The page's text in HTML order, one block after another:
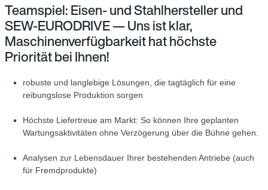
Teamspiel: Eisen- und Stahlhersteller und
SEW-EURODRIVE — Uns ist klar,
Maschinenverfügbarkeit hat höchste
Priorität bei Ihnen!
robuste und langlebige Lösungen, die tagtäglich für eine
reibungslose Produktion sorgen
Höchste Liefertreue am Markt: So können Ihre geplanten
Wartungsaktivitäten ohne Verzögerung über die Bühne gehen.
Analysen zur Lebensdauer Ihrer bestehenden Antriebe (auch
für Fremdprodukte)